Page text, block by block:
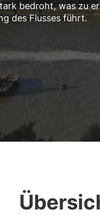
bedroht, was zu
des Flusses führt.